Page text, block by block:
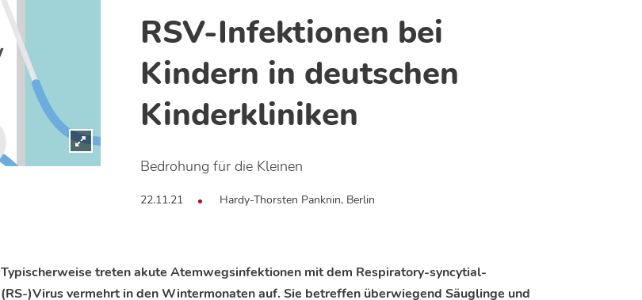
RSV-Infektionen bei
Kindern in deutschen
Kinderkliniken
Bedrohung für die Kleinen
22.11.21 Hardy-Thorsten Panknin, Berlin
Typischerweise treten akute Atemwegsinfektionen mit dem Respiratory-syncytial-
(RS-)Virus vermehrt in den Wintermonaten auf. Sie betreffen überwiegend Säuglinge und